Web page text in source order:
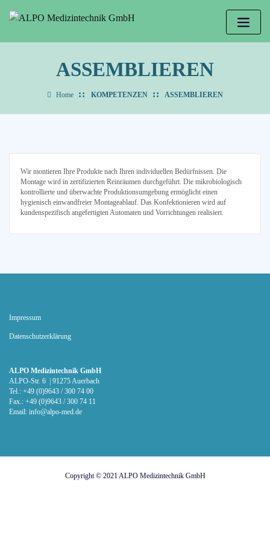
ASSEMBLIEREN
Home KOMPETENZEN ASSEMBLIEREN
Wir montieren Ihre Produkte nach Ihren individuellen Bedürfnissen. Die
Montage wird in zertifizierten Reinräumen durchgeführt. Die mikrobiologisch
kontrollierte und überwachte Produktionsumgebung ermöglicht einen
hygienisch einwandfreier Montageablauf. Das Konfektionieren wird auf
kundenspezifisch angefertigten Automaten und Vorrichtungen realisiert.
Impressum
Datenschutz­erklärung
ALPO Medizintechnik GmbH
ALPO-Str. 6 | 91275 Auerbach
Tel.: +49 (0)9643 / 300 74 00
Fax.: +49 (0)9643 / 300 74 11
Email: info@alpo-med.de
Copyright © 2021ALPO Medizintechnik GmbH